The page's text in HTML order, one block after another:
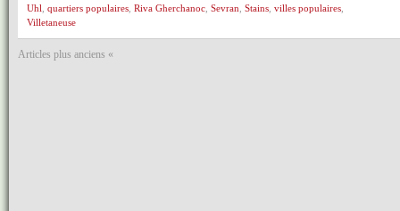
Uhl quartiers populaires Riva Gherchanoc Sevran Stains villes populaires
Villetaneuse
Articles plus anciens «